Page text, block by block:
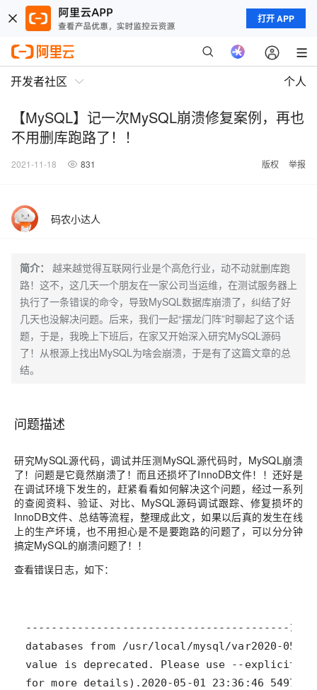
打开 APP
开发者社区 个人
【MySQL】记一次MySQL崩溃修复案例，再也
不用删库跑路了！！
2021-11-18 831 版权 举报
码农小达人
简介：
越来越觉得互联网行业是个高危行业，动不动就删库跑
路！这不，这几天一个朋友在一家公司当运维，在测试服务器上
执行了一条错误的命令，导致MySQL数据库崩溃了，纠结了好
几天也没解决问题。后来，我们一起“摆龙门阵”时聊起了这个话
题，于是，我晚上下班后，在家又开始深入研究MySQL源码
了！从根源上找出MySQL为啥会崩溃，于是有了这篇文章的总
结。
问题描述
研究MySQL源代码，调试并压测MySQL源代码时，MySQL崩溃
了！问题是它竟然崩溃了！而且还损坏了InnoDB文件！！还好是
在调试环境下发生的，赶紧看看如何解决这个问题，经过一系列
的查阅资料、验证、对比、MySQL源码调试跟踪、修复损坏的
InnoDB文件、总结等流程，整理成此文，如果以后真的发生在线
上的生产坏境，也不用担心是不是要跑路的问题了，可以分分钟
搞定MySQL的崩溃问题了！！
查看错误日志，如下：